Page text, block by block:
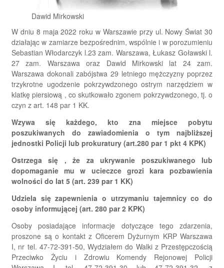
Dawid Mirkowski
W dniu 8 maja 2022 roku w Warszawie przy ul. Nowy Świat 30
działając w zamiarze bezpośrednim, wspólnie i w porozumieniu
Sebastian Włodarczyk l.23 zam. Warszawa, Łukasz Goławski l.
27 zam. Warszawa oraz Dawid Mirkowski lat 24 zam.
Warszawa dokonali zabójstwa 29 letniego mężczyzny poprzez
trzykrotne ugodzenie pokrzywdzonego ostrym narzędziem w
klatkę piersiową , co skutkowało zgonem pokrzywdzonego, tj. o
czyn z art. 148 par 1 KK.
Wzywa się każdego, kto zna miejsce pobytu
poszukiwanych do zawiadomienia o tym najbliższej
jednostki Policji lub prokuratury (art.280 par 1 pkt 4 KPK)
Ostrzega się , że za ukrywanie poszukiwanego lub
dopomaganie mu w ucieczce grozi kara pozbawienia
wolności do lat 5 (art. 239 par 1 KK)
Udziela się zapewnienia o utrzymaniu tajemnicy co do
osoby informującej (art. 280 par 2 KPK)
Osoby posiadające informacje dotyczące tego zdarzenia,
proszone są o kontakt z Oficerem Dyżurnym KRP Warszawa
I, nr tel. 47-72-391-50, Wydziałem do Walki z Przestępczością
Przeciwko Życiu i Zdrowiu Komendy Rejonowej Policji